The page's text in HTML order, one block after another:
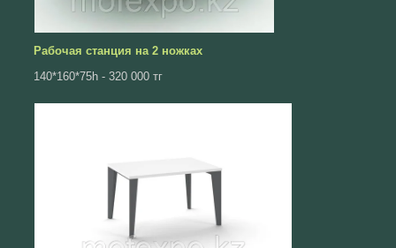
Рабочая станция на 2 ножках
140*160*75h - 320 000 тг